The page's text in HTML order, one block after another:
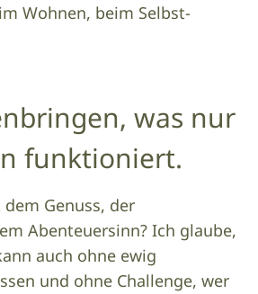
Wohnen, beim Selbst-
was nur
funktioniert.
Genuss, der
Abenteuersinn? Ich glaube,
auch ohne ewig
und ohne Challenge, wer